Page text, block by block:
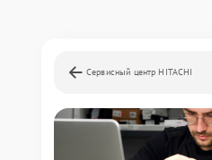
Сервисный центр HITACHI